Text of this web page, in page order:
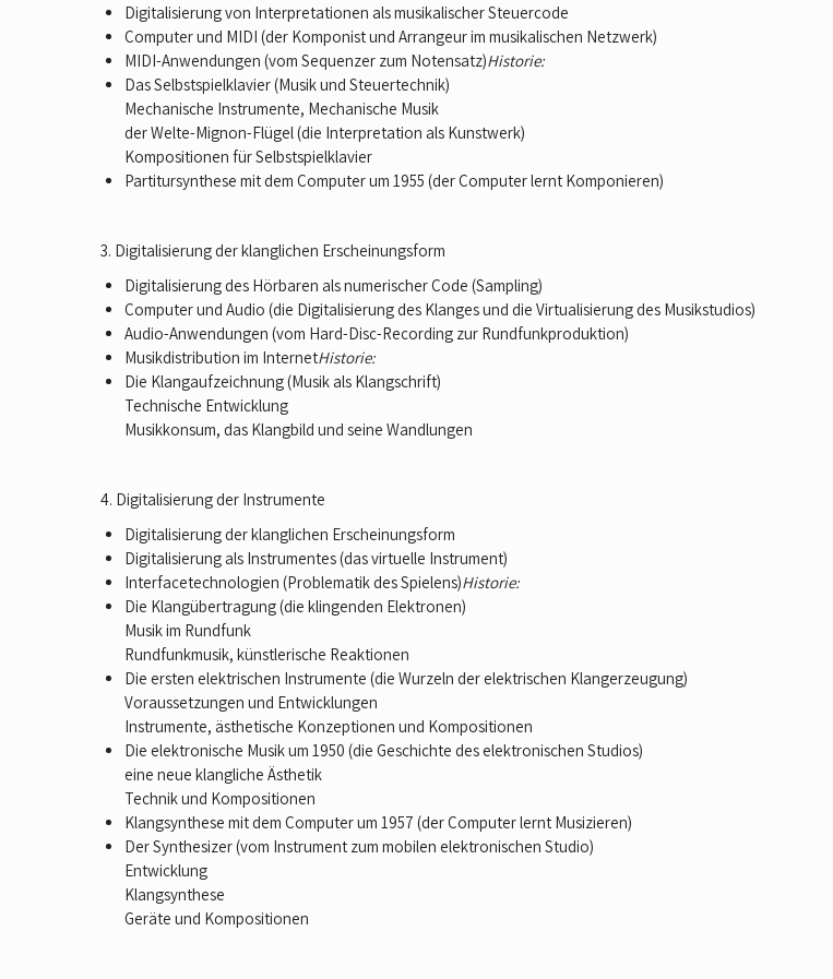
Digitalisierung von Interpretationen als musikalischer Steuercode
Computer und MIDI (der Komponist und Arrangeur im musikalischen Netzwerk)
MIDI-Anwendungen (vom Sequenzer zum Notensatz)Historie:
Das Selbstspielklavier (Musik und Steuertechnik)
Mechanische Instrumente, Mechanische Musik
der Welte-Mignon-Flügel (die Interpretation als Kunstwerk)
Kompositionen für Selbstspielklavier
Partitursynthese mit dem Computer um 1955 (der Computer lernt Komponieren)
3. Digitalisierung der klanglichen Erscheinungsform
Digitalisierung des Hörbaren als numerischer Code (Sampling)
Computer und Audio (die Digitalisierung des Klanges und die Virtualisierung des Musikstudios)
Audio-Anwendungen (vom Hard-Disc-Recording zur Rundfunkproduktion)
Musikdistribution im InternetHistorie:
Die Klangaufzeichnung (Musik als Klangschrift)
Technische Entwicklung
Musikkonsum, das Klangbild und seine Wandlungen
4. Digitalisierung der Instrumente
Digitalisierung der klanglichen Erscheinungsform
Digitalisierung als Instrumentes (das virtuelle Instrument)
Interfacetechnologien (Problematik des Spielens)Historie:
Die Klangübertragung (die klingenden Elektronen)
Musik im Rundfunk
Rundfunkmusik, künstlerische Reaktionen
Die ersten elektrischen Instrumente (die Wurzeln der elektrischen Klangerzeugung)
Voraussetzungen und Entwicklungen
Instrumente, ästhetische Konzeptionen und Kompositionen
Die elektronische Musik um 1950 (die Geschichte des elektronischen Studios)
eine neue klangliche Ästhetik
Technik und Kompositionen
Klangsynthese mit dem Computer um 1957 (der Computer lernt Musizieren)
Der Synthesizer (vom Instrument zum mobilen elektronischen Studio)
Entwicklung
Klangsynthese
Geräte und Kompositionen